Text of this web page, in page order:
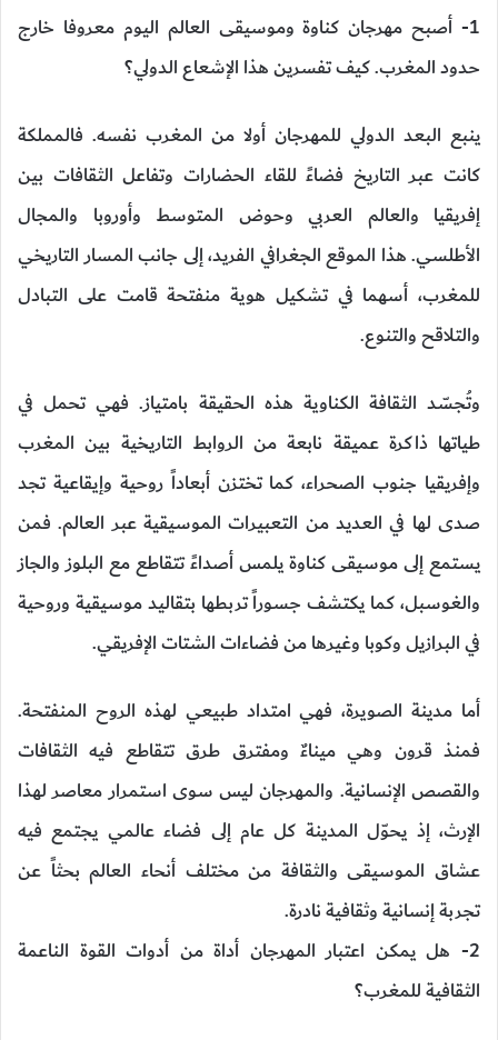
1- أصبح مهرجان كناوة وموسيقى العالم اليوم معروفا خارج
حدود المغرب. كيف تفسرين هذا الإشعاع الدولي؟
ينبع البعد الدولي للمهرجان أولا من المغرب نفسه. فالمملكة
كانت عبر التاريخ فضاءً للقاء الحضارات وتفاعل الثقافات بين
إفريقيا والعالم العربي وحوض المتوسط وأوروبا والمجال
الأطلسي. هذا الموقع الجغرافي الفريد، إلى جانب المسار التاريخي
للمغرب، أسهما في تشكيل هوية منفتحة قامت على التبادل
والتلاقح والتنوع.
وتُجسّد الثقافة الكناوية هذه الحقيقة بامتياز. فهي تحمل في
طياتها ذاكرة عميقة نابعة من الروابط التاريخية بين المغرب
وإفريقيا جنوب الصحراء، كما تختزن أبعاداً روحية وإيقاعية تجد
صدى لها في العديد من التعبيرات الموسيقية عبر العالم. فمن
يستمع إلى موسيقى كناوة يلمس أصداءً تتقاطع مع البلوز والجاز
والغوسبل، كما يكتشف جسوراً تربطها بتقاليد موسيقية وروحية
في البرازيل وكوبا وغيرها من فضاءات الشتات الإفريقي.
أما مدينة الصويرة، فهي امتداد طبيعي لهذه الروح المنفتحة.
فمنذ قرون وهي ميناءٌ ومفترق طرق تتقاطع فيه الثقافات
والقصص الإنسانية. والمهرجان ليس سوى استمرار معاصر لهذا
الإرث، إذ يحوّل المدينة كل عام إلى فضاء عالمي يجتمع فيه
عشاق الموسيقى والثقافة من مختلف أنحاء العالم بحثاً عن
تجربة إنسانية وثقافية نادرة.
2- هل يمكن اعتبار المهرجان أداة من أدوات القوة الناعمة
الثقافية للمغرب؟